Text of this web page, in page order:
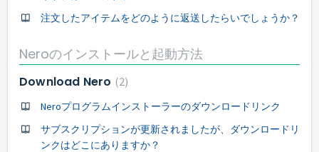
注文したアイテムをどのように返送したらいでしょうか？
Neroのインストールと起動方法
Download Nero 2
Neroプログラムインストーラーのダウンロードリンク
サブスクリプションが更新されましたが、ダウンロードリ
ンクはどこにありますか？